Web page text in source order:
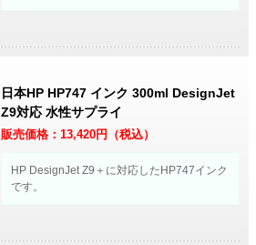
日本HP HP747 インク 300ml DesignJet
Z9対応 水性サプライ
販売価格：13,420円（税込）
HP DesignJet Z9＋に対応したHP747インク
です。